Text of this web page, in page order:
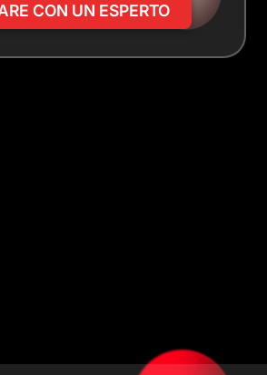
CON UN ESPERTO